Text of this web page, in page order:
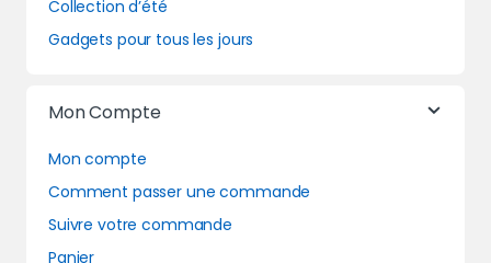
Collection d’été
Gadgets pour tous les jours
Mon Compte
Mon compte
Comment passer une commande
Suivre votre commande
Panier